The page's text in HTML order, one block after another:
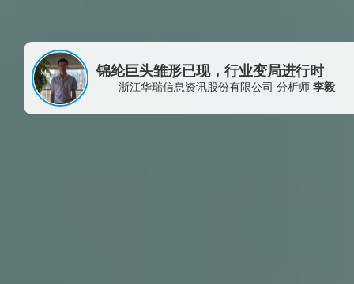
锦纶巨头雏形已现，行业变局进行时
——浙江华瑞信息资讯股份有限公司 分析师 李毅